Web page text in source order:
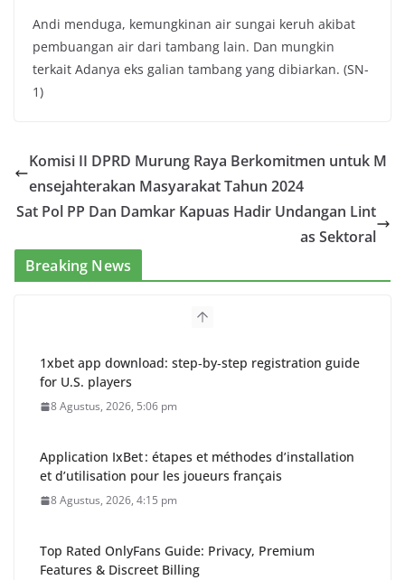
Andi menduga, kemungkinan air sungai keruh akibat
pembuangan air dari tambang lain. Dan mungkin
terkait Adanya eks galian tambang yang dibiarkan. (SN-
1)
Komisi II DPRD Murung Raya Berkomitmen untuk M
ensejahterakan Masyarakat Tahun 2024
Sat Pol PP Dan Damkar Kapuas Hadir Undangan Lint
as Sektoral
Breaking News
1xbet app download: step‑by‑step registration guide
for U.S. players
8 Agustus, 2026, 5:06 pm
Application IxBet : étapes et méthodes d’installation
et d’utilisation pour les joueurs français
8 Agustus, 2026, 4:15 pm
Top Rated OnlyFans Guide: Privacy, Premium
Features & Discreet Billing